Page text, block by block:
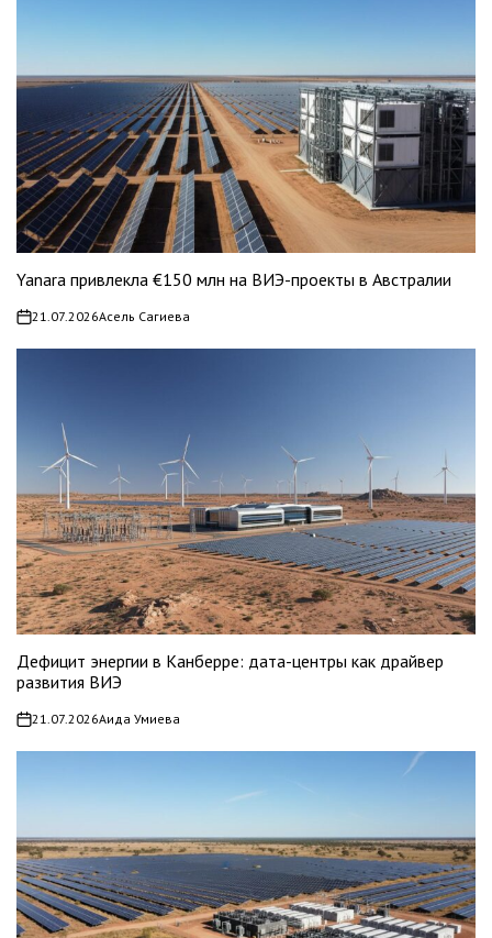
Yanara привлекла €150 млн на ВИЭ-проекты в Австралии
on21.07.2026Асель Сагиева
Дефицит энергии в Канберре: дата-центры как драйвер
развития ВИЭ
on21.07.2026Аида Умиева